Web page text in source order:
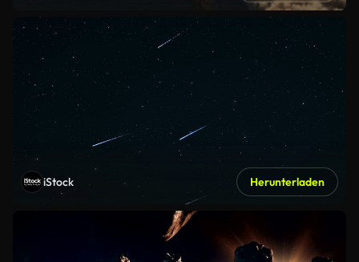
iStock Herunterladen